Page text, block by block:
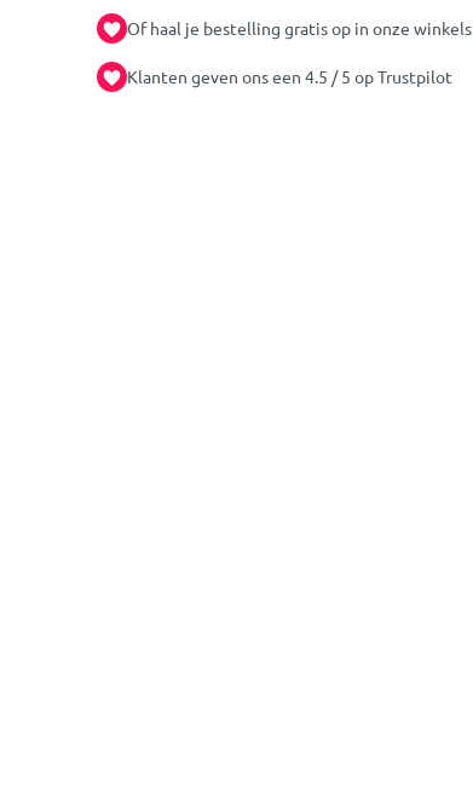
Of haal je bestelling gratis op in onze winkels
Klanten geven ons een 4.5 / 5 op Trustpilot